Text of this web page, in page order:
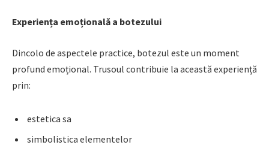
Experiența emoțională a botezului
Dincolo de aspectele practice, botezul este un moment
profund emoțional. Trusoul contribuie la această experiență
prin:
estetica sa
simbolistica elementelor